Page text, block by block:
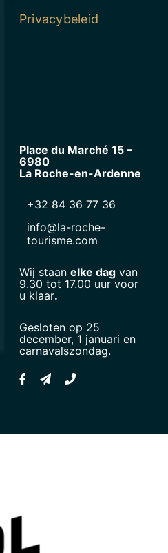
Privacybeleid
Place du Marché 15 –
6980
La Roche-en-Ardenne
+32 84 36 77 36
info@la-roche-
tourisme.com
Wij staan elke dagvan
9.30 tot 17.00 uur voor
u klaar.
Gesloten op 25
december, 1 januari en
carnavalszondag.